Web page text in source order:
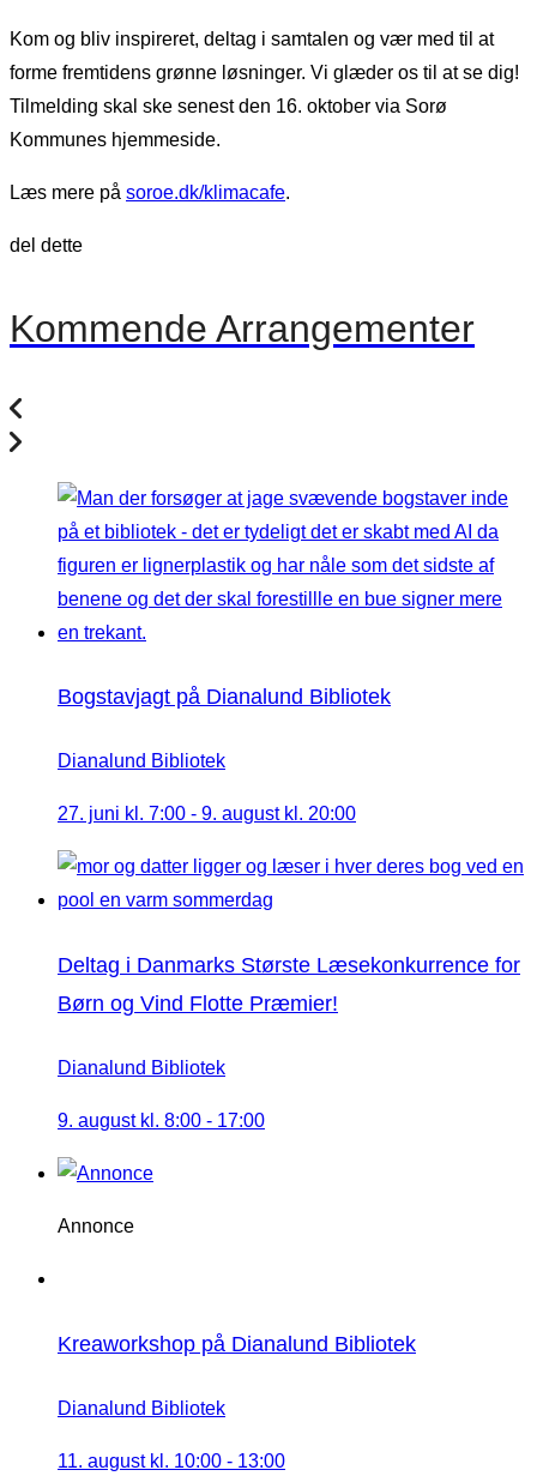
Kom og bliv inspireret, deltag i samtalen og vær med til at
forme fremtidens grønne løsninger. Vi glæder os til at se dig!
Tilmelding skal ske senest den 16. oktober via Sorø
Kommunes hjemmeside.
Læs mere på soroe.dk/klimacafe.
del dette
Kommende Arrangementer
Bogstavjagt på Dianalund Bibliotek
Dianalund Bibliotek
27. juni kl. 7:00 - 9. august kl. 20:00
Deltag i Danmarks Største Læsekonkurrence for
Børn og Vind Flotte Præmier!
Dianalund Bibliotek
9. august kl. 8:00 - 17:00
Annonce
Kreaworkshop på Dianalund Bibliotek
Dianalund Bibliotek
11. august kl. 10:00 - 13:00